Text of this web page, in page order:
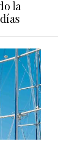
la